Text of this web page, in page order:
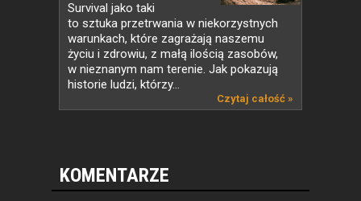
Survival jako taki
to sztuka przetrwania w niekorzystnych
warunkach, które zagrażają naszemu
życiu i zdrowiu, z małą ilością zasobów,
w nieznanym nam terenie. Jak pokazują
historie ludzi, którzy...
Czytaj całość »
KOMENTARZE